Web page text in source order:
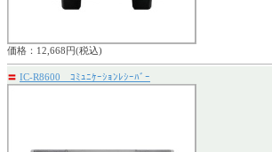
価格：12,668円(税込)
〓 IC-R8600 ｺﾐｭﾆｹｰｼｮﾝﾚｼｰﾊﾞｰ